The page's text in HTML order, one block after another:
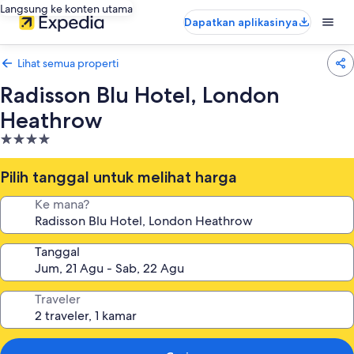
Langsung ke konten utama
Dapatkan aplikasinya
Lihat semua properti
Radisson Blu Hotel, London
Heathrow
Properti
bintang
4.0
Pilih tanggal untuk melihat harga
Ke mana?
Tanggal
Traveler